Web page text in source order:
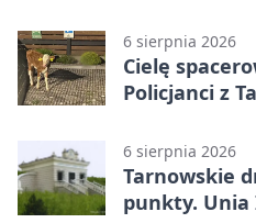
6 sierpnia 2026
Cielę
Policjanci z
6 sierpnia 2026
Tarnowskie
punkty. Unia